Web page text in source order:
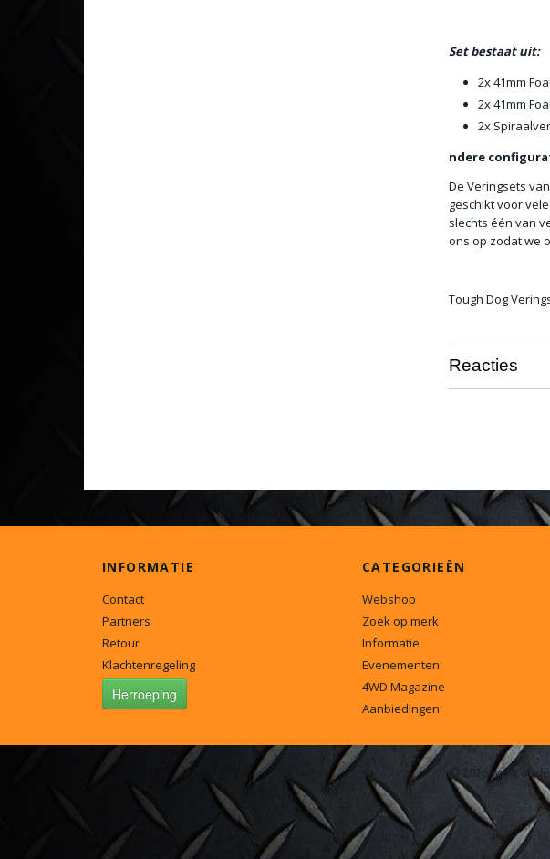
Set bestaat uit:
2x 41mm
2x 41mm
2x
ndere
De Veringsets
geschikt voor
slechts één van
ons op zodat we
Tough Dog
Reacties
INFORMATIE
Contact
Partners
Retour
Klachtenregeling
Herroeping
CATEGORIEËN
Webshop
Zoek op merk
Informatie
Evenementen
4WD Magazine
Aanbiedingen
© 2026